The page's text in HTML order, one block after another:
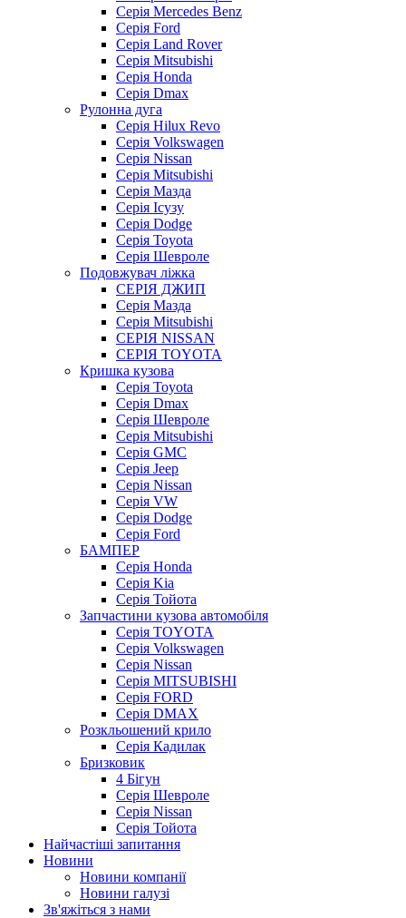
Серія Mercedes Benz
Серія Ford
Серія Land Rover
Серія Mitsubishi
Серія Honda
Серія Dmax
Рулонна дуга
Серія Hilux Revo
Серія Volkswagen
Серія Nissan
Серія Mitsubishi
Серія Мазда
Серія Ісузу
Серія Dodge
Серія Toyota
Серія Шевроле
Подовжувач ліжка
СЕРІЯ ДЖИП
Серія Мазда
Серія Mitsubishi
СЕРІЯ NISSAN
СЕРІЯ TOYOTA
Кришка кузова
Серія Toyota
Серія Dmax
Серія Шевроле
Серія Mitsubishi
Серія GMC
Серія Jeep
Серія Nissan
Серія VW
Серія Dodge
Серія Ford
БАМПЕР
Серія Honda
Серія Kia
Серія Тойота
Запчастини кузова автомобіля
Серія TOYOTA
Серія Volkswagen
Серія Nissan
Серія MITSUBISHI
Серія FORD
Серія DMAX
Розкльошений крило
Серія Кадилак
Бризковик
4 Бігун
Серія Шевроле
Серія Nissan
Серія Тойота
Найчастіші запитання
Новини
Новини компанії
Новини галузі
Зв'яжіться з нами